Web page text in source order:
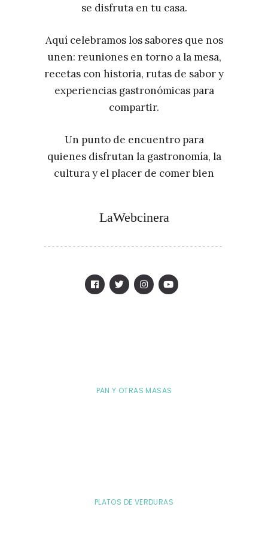
se disfruta en tu casa.
Aquí celebramos los sabores que nos
unen: reuniones en torno a la mesa,
recetas con historia, rutas de sabor y
experiencias gastronómicas para
compartir.
Un punto de encuentro para
quienes disfrutan la gastronomía, la
cultura y el placer de comer bien
LaWebcinera
PAN Y OTRAS MASAS
PLATOS DE VERDURAS